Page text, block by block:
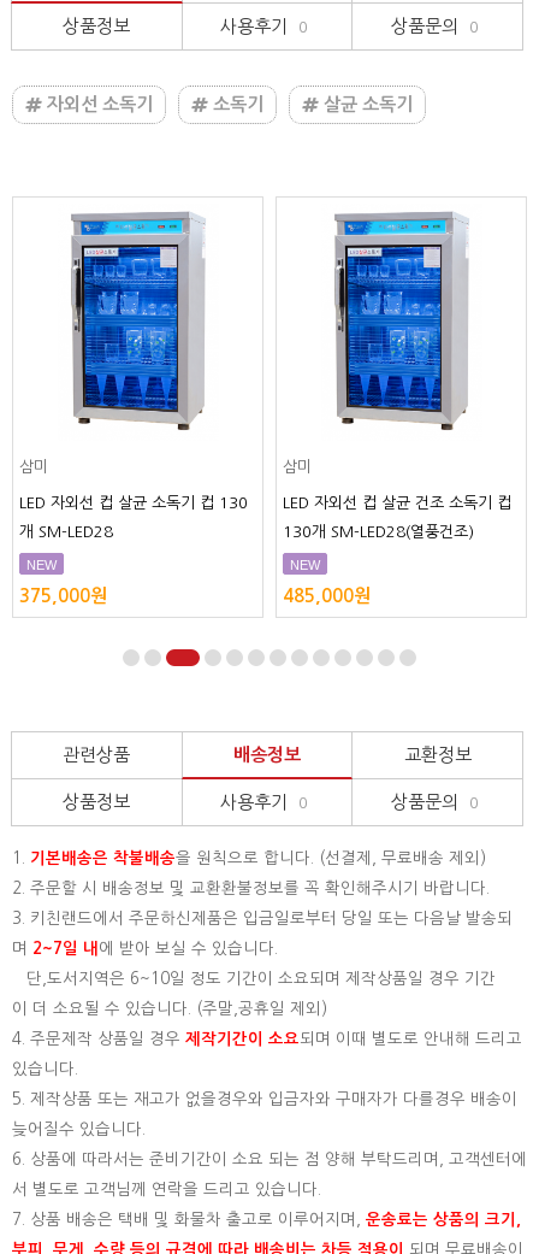
상품정보 사용후기 0 상품문의 0
자외선 소독기 소독기 살균 소독기
삼미
LED 자외선 컵 살균 소독기 컵 130
개 SM-LED28
NEW
375,000원
삼미
LED 자외선 컵 살균 건조 소독기 컵
130개 SM-LED28(열풍건조)
NEW
485,000원
관련상품 배송정보 교환정보
상품정보 사용후기 0 상품문의 0
1. 기본배송은 착불배송을 원칙으로 합니다. (선결제, 무료배송 제외)
2. 주문할 시 배송정보 및 교환환불정보를 꼭 확인해주시기 바랍니다.
3. 키친랜드에서 주문하신제품은 입금일로부터 당일 또는 다음날 발송되
며
2~7일 내 에 받아 보실 수 있습니다.
단,도서지역은 6~10일 정도 기간이 소요되며 제작상품일 경우 기간
이 더 소요될 수 있습니다. (주말,공휴일 제외)
4. 주문제작 상품일 경우 제작기간이 소요되며 이때 별도로 안내해 드리고
있습니다.
5. 제작상품 또는 재고가 없을경우와 입금자와 구매자가 다를경우 배송이
늦어질수 있습니다.
6. 상품에 따라서는 준비기간이 소요 되는 점 양해 부탁드리며, 고객센터에
서 별도로 고객님께 연락을 드리고 있습니다.
7. 상품 배송은 택배 및 화물차 출고로 이루어지며, 운송료는 상품의 크기,
부피, 무게, 수량 등의 규격에 따라 배송비는 차등 적용이
되며 무료배송이